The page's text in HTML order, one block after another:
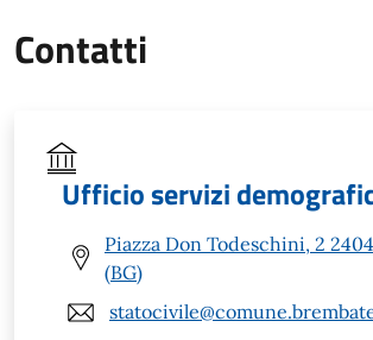
Contatti
Ufficio servizi
Piazza Don Todeschini, 2
(BG)